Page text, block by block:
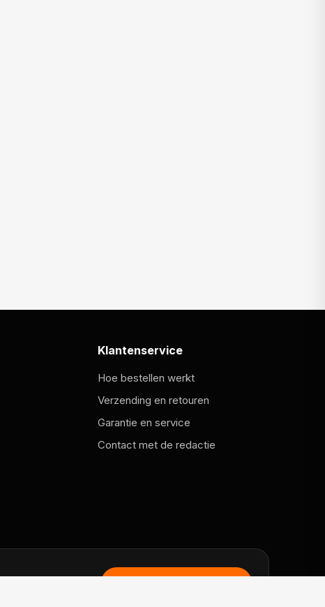
Klantenservice
Hoe bestellen werkt
Verzending en retouren
Garantie en service
Contact met de redactie